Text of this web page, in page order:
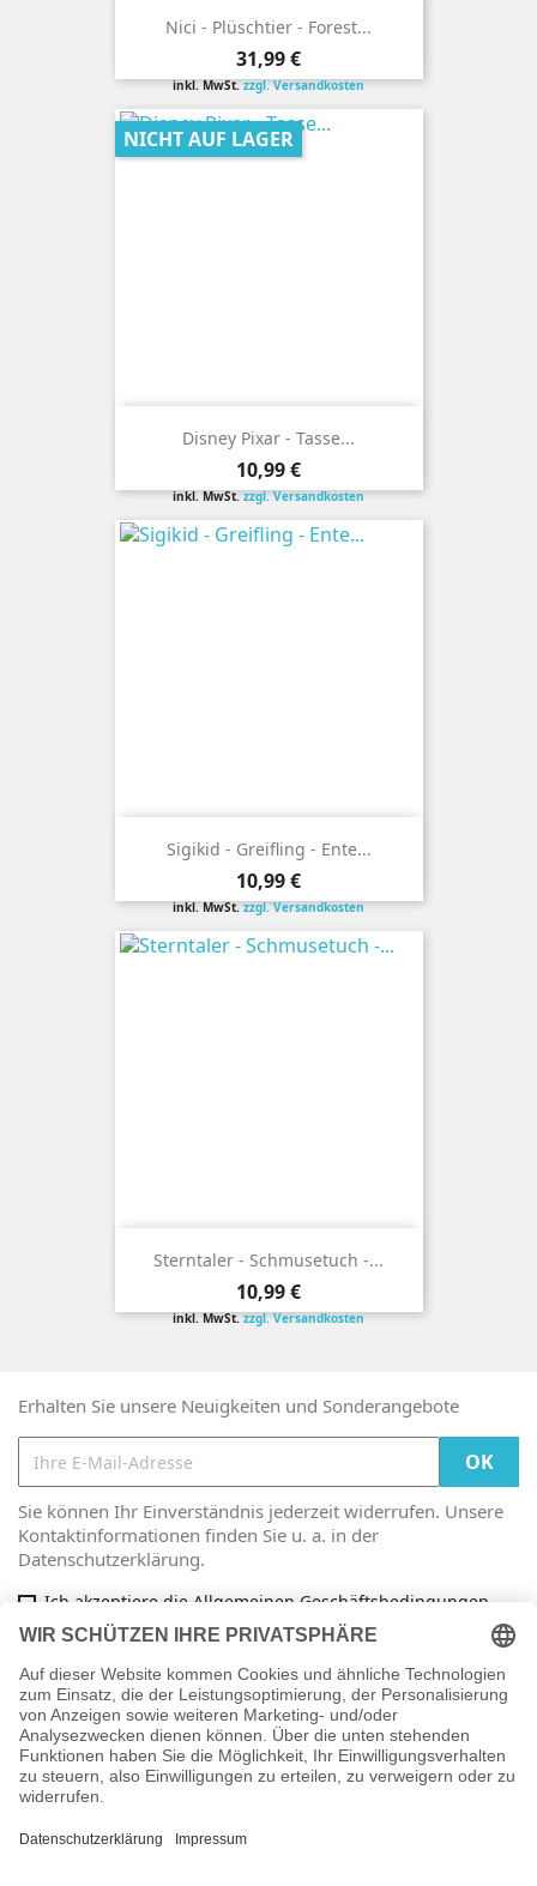
Nici - Plüschtier - Forest...
Preis
31,99 €
inkl. MwSt.zzgl. Versandkosten
Disney Pixar - Tasse...
Preis
10,99 €
inkl. MwSt.zzgl. Versandkosten
NICHT AUF LAGER
Sigikid - Greifling - Ente...
Preis
10,99 €
inkl. MwSt.zzgl. Versandkosten
Sterntaler - Schmusetuch -...
Preis
10,99 €
inkl. MwSt.zzgl. Versandkosten
Erhalten Sie unsere Neuigkeiten und Sonderangebote
Sie können Ihr Einverständnis jederzeit widerrufen. Unsere
Kontaktinformationen finden Sie u. a. in der
Datenschutzerklärung.
Ich akzeptiere die Allgemeinen Geschäftsbedingungen
und die Datenschutzrichtlinie
Facebook
ARTIKEL